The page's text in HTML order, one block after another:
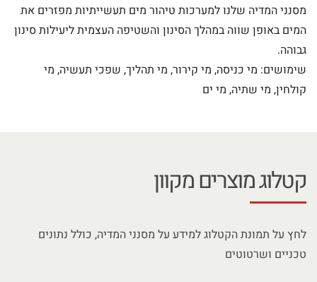
מסנני המדיה שלנו למערכות טיהור מים תעשייתיות מפזרים את
המים באופן שווה במהלך הסינון והשטיפה העצמית ליעילות סינון
גבוהה.
שימושים: מי כניסה, מי קירור, מי תהליך, שפכי תעשיה, מי
קולחין, מי שתיה, מי ים
קטלוג מוצרים מקוון
לחץ על תמונת הקטלוג למידע על מסנני המדיה, כולל נתונים
טכניים ושרטוטים